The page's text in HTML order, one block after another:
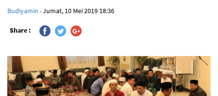
Budiyamin .Jumat, 10 Mei 2019 18:36
Share :